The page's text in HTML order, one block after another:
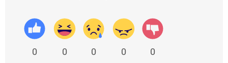
0 0 0 0 0